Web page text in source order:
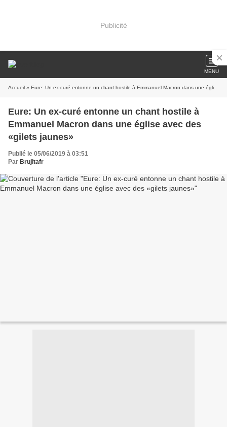
Publicité
MENU
Accueil » Eure: Un ex-curé entonne un chant hostile à Emmanuel Macron dans une église avec des «gilets jaunes»
Eure: Un ex-curé entonne un chant hostile à
Emmanuel Macron dans une église avec des
«gilets jaunes»
Publié le 05/06/2019 à 03:51
Par Brujitafr